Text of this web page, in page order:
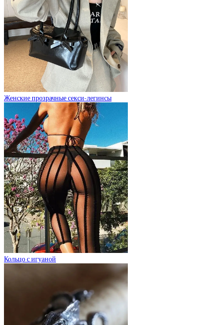
Женские прозрачные секси-легинсы
Кольцо с игуаной